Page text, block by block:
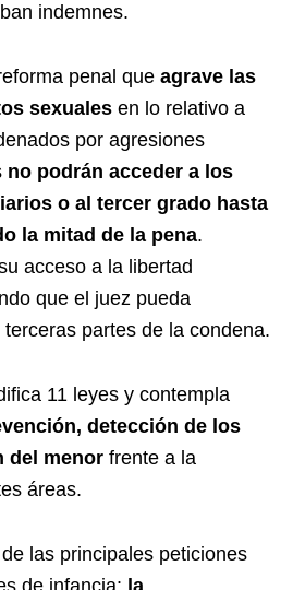
indemnes.
penal que agrave las
sexuales en lo relativo a
por agresiones
no podrán acceder a los
o al tercer grado hasta
la mitad de la pena.
acceso a la libertad
que el juez pueda
partes de la condena.
11 leyes y contempla
detección de los
del menor frente a la
áreas.
las principales peticiones
de infancia: la